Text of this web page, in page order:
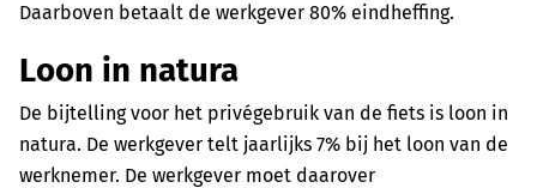
Daarboven betaalt de werkgever 80% eindheffing.
Loon in natura
De bijtelling voor het privégebruik van de fiets is loon in
natura. De werkgever telt jaarlijks 7% bij het loon van de
werknemer. De werkgever moet daarover